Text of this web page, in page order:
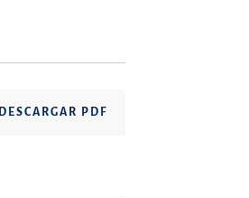
DESCARGAR PDF